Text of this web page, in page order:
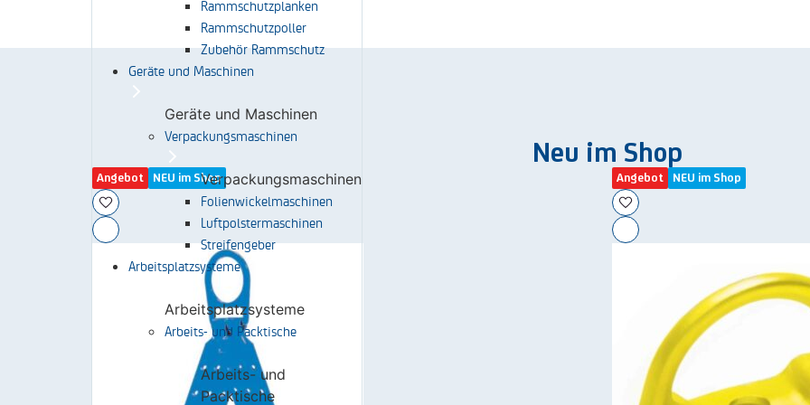
Rammschutzplanken
Rammschutzpoller
Zubehör Rammschutz
Geräte und Maschinen
Geräte und Maschinen
Verpackungsmaschinen
Verpackungsmaschinen
Folienwickelmaschinen
Luftpolstermaschinen
Streifengeber
Arbeitsplatzsysteme
Arbeitsplatzsysteme
Arbeits- und Packtische
Arbeits- und
Packtische
Neu im Shop
Angebot NEU im Shop Angebot NEU im Shop